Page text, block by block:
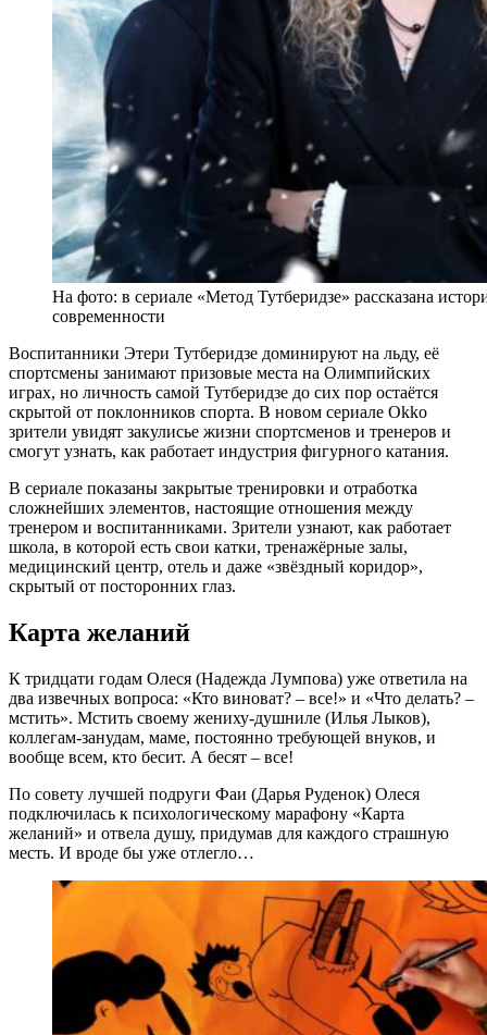
На фото: в сериале «Метод Тутберидзе» рассказана
современности
Воспитанники Этери Тутберидзе доминируют на льду, её
спортсмены занимают призовые места на Олимпийских
играх, но личность самой Тутберидзе до сих пор остаётся
скрытой от поклонников спорта. В новом сериале Okko
зрители увидят закулисье жизни спортсменов и тренеров и
смогут узнать, как работает индустрия фигурного катания.
В сериале показаны закрытые тренировки и отработка
сложнейших элементов, настоящие отношения между
тренером и воспитанниками. Зрители узнают, как работает
школа, в которой есть свои катки, тренажёрные залы,
медицинский центр, отель и даже «звёздный коридор»,
скрытый от посторонних глаз.
Карта желаний
К тридцати годам Олеся (Надежда Лумпова) уже ответила на
два извечных вопроса: «Кто виноват? – все!» и «Что делать? –
мстить». Мстить своему жениху-душниле (Илья Лыков),
коллегам-занудам, маме, постоянно требующей внуков, и
вообще всем, кто бесит. А бесят – все!
По совету лучшей подруги Фаи (Дарья Руденок) Олеся
подключилась к психологическому марафону «Карта
желаний» и отвела душу, придумав для каждого страшную
месть. И вроде бы уже отлегло…